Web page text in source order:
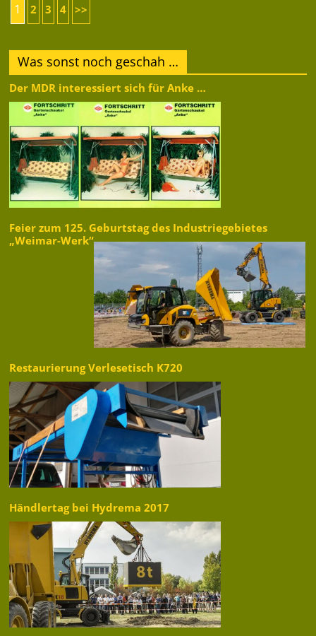
1 2 3 4 >>
Was sonst noch geschah …
Der MDR interessiert sich für Anke …
Feier zum 125. Geburtstag des Industriegebietes
„Weimar-Werk“
Restaurierung Verlesetisch K720
Händlertag bei Hydrema 2017